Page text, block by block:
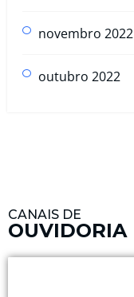
novembro 2022
outubro 2022
CANAIS DE
OUVIDORIA